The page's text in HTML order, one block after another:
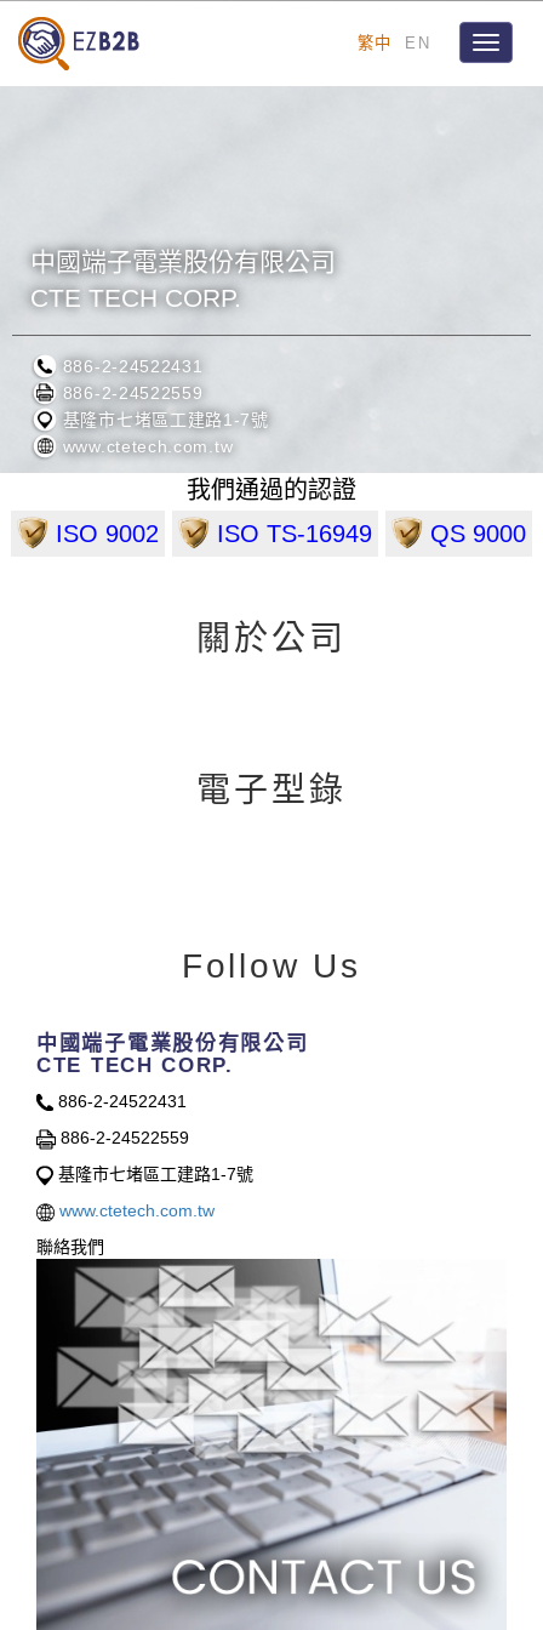
繁中 EN
Toggle
中國端子電業股份有限公司
CTE TECH CORP.
886-2-24522431
886-2-24522559
基隆市七堵區工建路1-7號
www.ctetech.com.tw
我們通過的認證
ISO 9002
ISO TS-16949 QS 9000
關於公司
電子型錄
Follow Us
中國端子電業股份有限公司
CTE TECH CORP.
886-2-24522431
886-2-24522559
基隆市七堵區工建路1-7號
www.ctetech.com.tw
聯絡我們